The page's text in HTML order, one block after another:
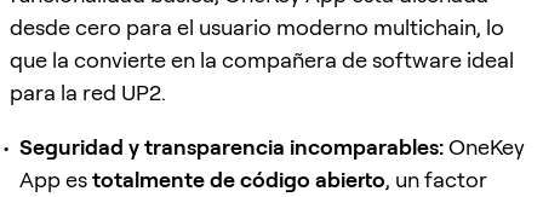
desde cero para el usuario moderno multichain, lo
que la convierte en la compañera de software ideal
para la red UP2.
Seguridad y transparencia incomparables:OneKey
App estotalmente de código abierto, un factor